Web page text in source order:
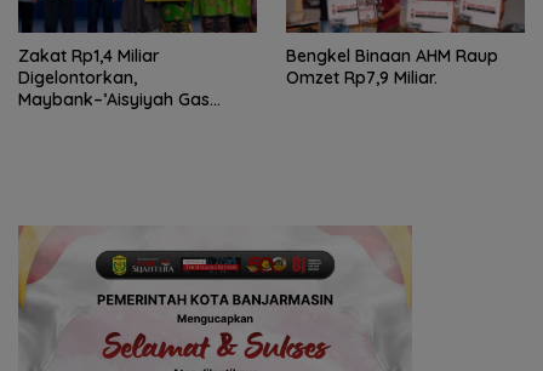
Zakat Rp1,4 Miliar
Digelontorkan,
Maybank–’Aisyiyah Gas
Bengkel Binaan AHM Raup
Omzet Rp7,9 Miliar.